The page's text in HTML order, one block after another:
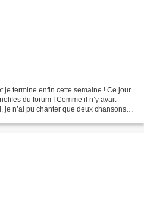
je termine enfin cette semaine ! Ce jour
du forum ! Comme il n’y avait
je n’ai pu chanter que deux chansons